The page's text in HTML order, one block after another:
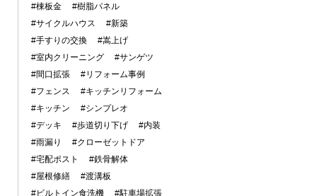
#棟板金
#樹脂パネル
#サイクルハウス
#新築
#手すりの交換
#嵩上げ
#室内クリーニング
#サンゲツ
#間口拡張
#リフォーム事例
#フェンス
#キッチンリフォーム
#キッチン
#シンプレオ
#デッキ
#歩道切り下げ
#内装
#雨漏り
#クローゼットドア
#宅配ポスト
#鉄骨解体
#屋根修繕
#渡溝板
#ビルトイン食洗機
#駐車場拡張